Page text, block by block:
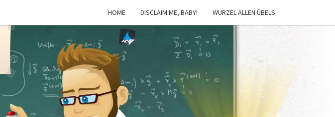
HOME DISCLAIM ME, BABY! WURZEL ALLEN ÜBELS.